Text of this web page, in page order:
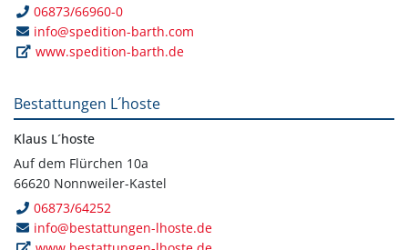
06873/66960-0
info@spedition-barth.com
www.spedition-barth.de
Bestattungen L´hoste
Klaus L´hoste
Auf dem Flürchen 10a
66620 Nonnweiler-Kastel
06873/64252
info@bestattungen-lhoste.de